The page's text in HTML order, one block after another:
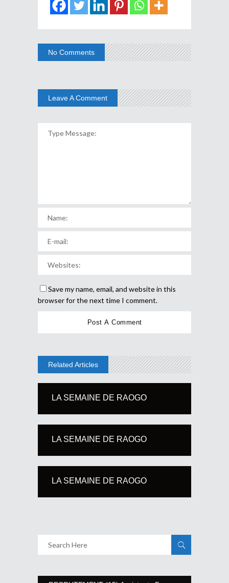
No Comments
Leave A Comment
Save my name, email, and website in this
browser for the next time I comment.
Related Articles
LA SEMAINE DE RAOGO
LA SEMAINE DE RAOGO
LA SEMAINE DE RAOGO